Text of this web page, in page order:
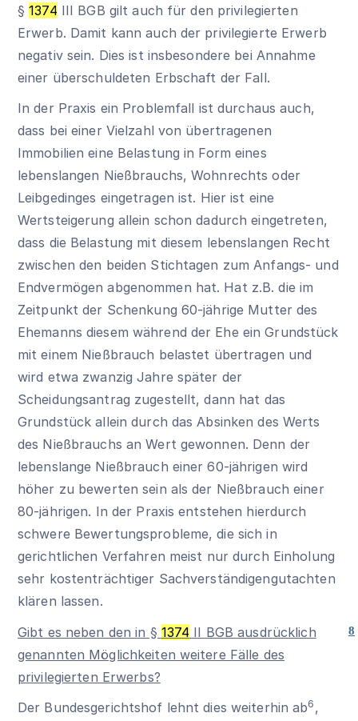
§1374 III BGB gilt auch für den privilegierten
Erwerb. Damit kann auch der privilegierte Erwerb
negativ sein. Dies ist insbesondere bei Annahme
einer überschuldeten Erbschaft der Fall.
In der Praxis ein Problemfall ist durchaus auch,
dass bei einer Vielzahl von übertragenen
Immobilien eine Belastung in Form eines
lebenslangen Nießbrauchs, Wohnrechts oder
Leibgedinges eingetragen ist. Hier ist eine
Wertsteigerung allein schon dadurch eingetreten,
dass die Belastung mit diesem lebenslangen Recht
zwischen den beiden Stichtagen zum Anfangs- und
Endvermögen abgenommen hat. Hat z.B. die im
Zeitpunkt der Schenkung 60-jährige Mutter des
Ehemanns diesem während der Ehe ein Grundstück
mit einem Nießbrauch belastet übertragen und
wird etwa zwanzig Jahre später der
Scheidungsantrag zugestellt, dann hat das
Grundstück allein durch das Absinken des Werts
des Nießbrauchs an Wert gewonnen. Denn der
lebenslange Nießbrauch einer 60-jährigen wird
höher zu bewerten sein als der Nießbrauch einer
80-jährigen. In der Praxis entstehen hierdurch
schwere Bewertungsprobleme, die sich in
gerichtlichen Verfahren meist nur durch Einholung
sehr kostenträchtiger Sachverständigengutachten
klären lassen.
8
Gibt es neben den in § 1374 II BGB ausdrücklich
genannten Möglichkeiten weitere Fälle des
privilegierten Erwerbs?
Der Bundesgerichtshof lehnt dies weiterhin ab6 ,